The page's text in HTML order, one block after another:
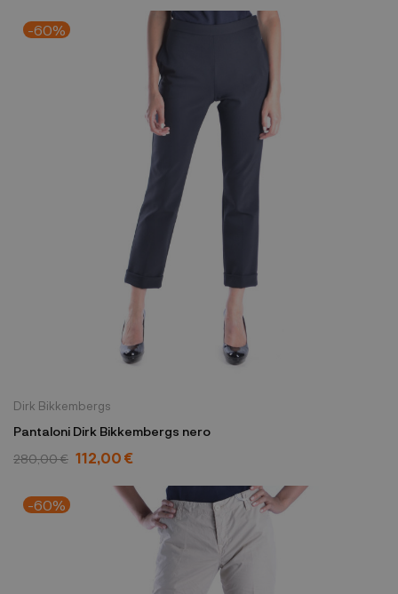
-60%
Dirk Bikkembergs
Pantaloni Dirk Bikkembergs nero
280,00 € 112,00 €
-60%